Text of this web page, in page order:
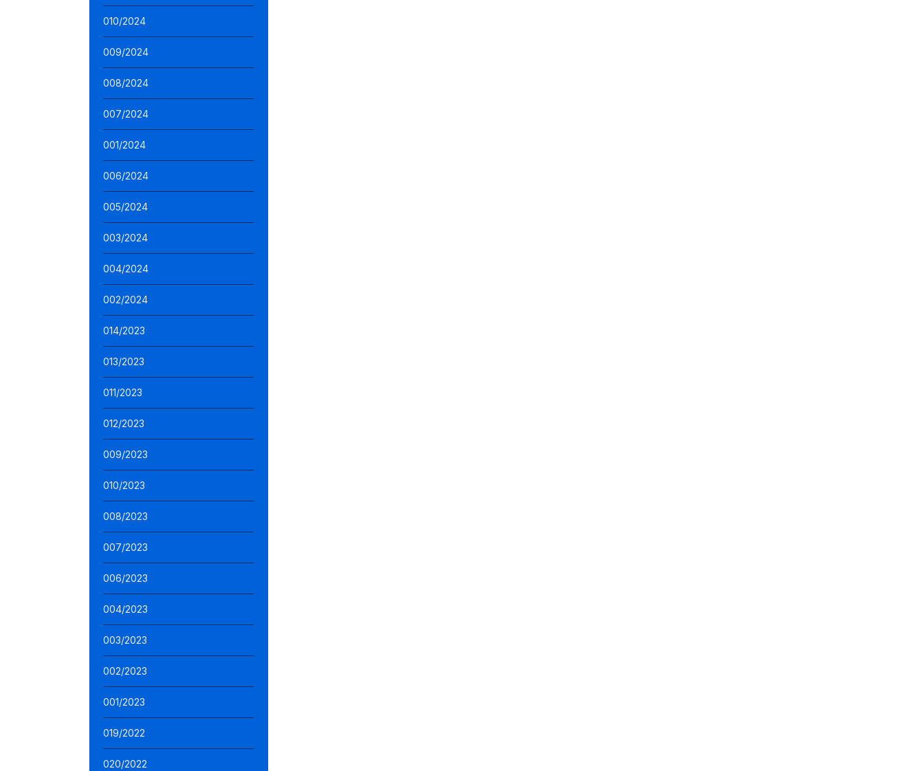
010/2024
009/2024
008/2024
007/2024
001/2024
006/2024
005/2024
003/2024
004/2024
002/2024
014/2023
013/2023
011/2023
012/2023
009/2023
010/2023
008/2023
007/2023
006/2023
004/2023
003/2023
002/2023
001/2023
019/2022
020/2022